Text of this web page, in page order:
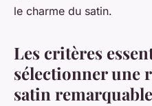
le charme du satin.
Les critères
sélectionner une
satin remarquable